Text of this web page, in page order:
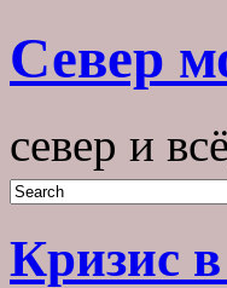
Север
север и
Кризис